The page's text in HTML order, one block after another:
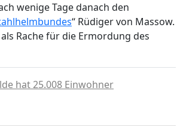
wenige Tage danach den
“ Rüdiger von Massow.
Rache für die Ermordung des
hat 25.008 Einwohner